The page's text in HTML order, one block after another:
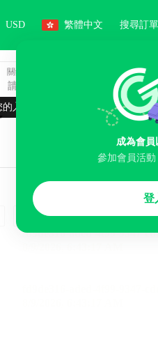
USD 繁體中文 搜尋訂單
成為會員
參加會員活
登
入住人數
關鍵字
搜索
行李寄存服務 免費取消